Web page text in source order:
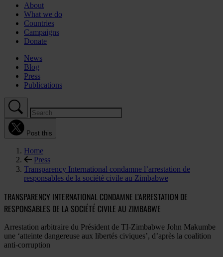
About
What we do
Countries
Campaigns
Donate
News
Blog
Press
Publications
Post this
Home
Press
Transparency International condamne l’arrestation de
responsables de la société civile au Zimbabwe
TRANSPARENCY INTERNATIONAL CONDAMNE L’ARRESTATION DE
RESPONSABLES DE LA SOCIÉTÉ CIVILE AU ZIMBABWE
Arrestation arbitraire du Président de TI-Zimbabwe John Makumbe
une ‘atteinte dangereuse aux libertés civiques’, d’après la coalition
anti-corruption